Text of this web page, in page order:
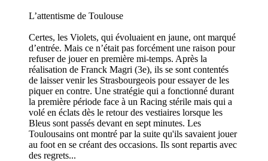
L’attentisme de Toulouse
Certes, les Violets, qui évoluaient en jaune, ont marqué
d’entrée. Mais ce n’était pas forcément une raison pour
refuser de jouer en première mi-temps. Après la
réalisation de Franck Magri (3e), ils se sont contentés
de laisser venir les Strasbourgeois pour essayer de les
piquer en contre. Une stratégie qui a fonctionné durant
la première période face à un Racing stérile mais qui a
volé en éclats dès le retour des vestiaires lorsque les
Bleus sont passés devant en sept minutes. Les
Toulousains ont montré par la suite qu'ils savaient jouer
au foot en se créant des occasions. Ils sont repartis avec
des regrets...